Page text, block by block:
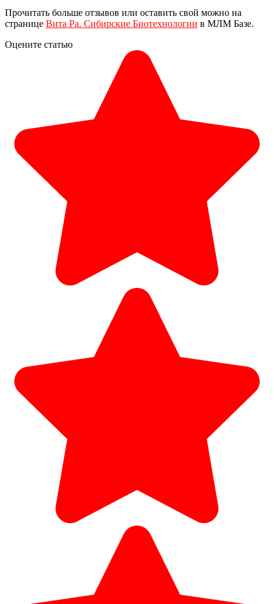
Прочитать больше отзывов или оставить свой можно на
странице Вита Ра. Сибирские Биотехнологии в МЛМ Базе.
Оцените статью